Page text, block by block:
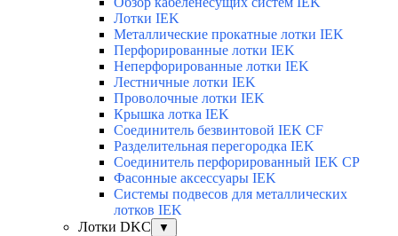
Лотки IEK
Металлические прокатные лотки IEK
Перфорированные лотки IEK
Неперфорированные лотки IEK
Лестничные лотки IEK
Проволочные лотки IEK
Крышка лотка IEK
Соединитель безвинтовой IEK CF
Разделительная перегородка IEK
Соединитель перфорированный IEK CP
Фасонные аксессуары IEK
Системы подвесов для металлических
лотков IEK
Лотки DKC
▼